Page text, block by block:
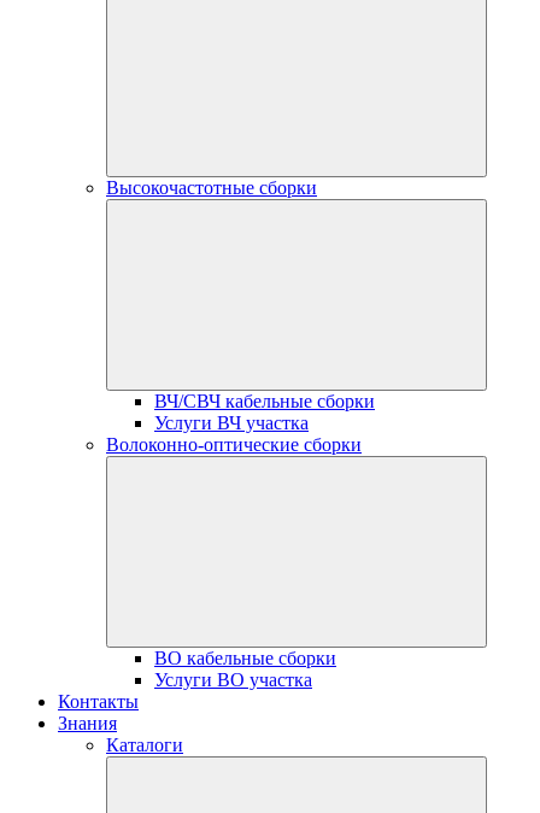
Высокочастотные сборки
ВЧ/СВЧ кабельные сборки
Услуги ВЧ участка
Волоконно-оптические сборки
ВО кабельные сборки
Услуги ВО участка
Контакты
Знания
Каталоги